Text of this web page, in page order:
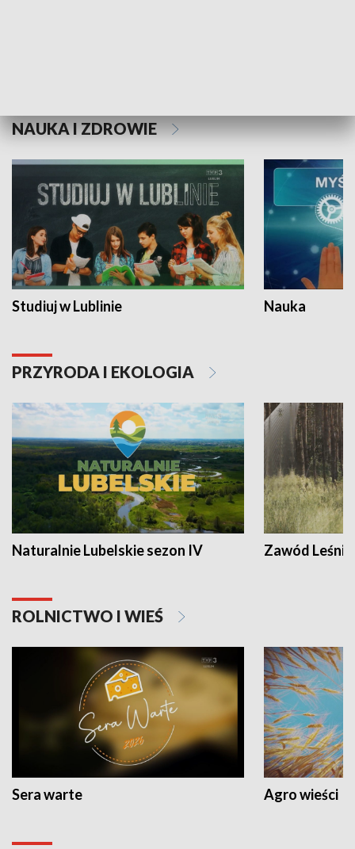
NAUKA I ZDROWIE
Studiuj w Lublinie Nauka
PRZYRODA I EKOLOGIA
Naturalnie Lubelskie sezon IV Zawód Leśnik
ROLNICTWO I WIEŚ
Sera warte Agro wieści